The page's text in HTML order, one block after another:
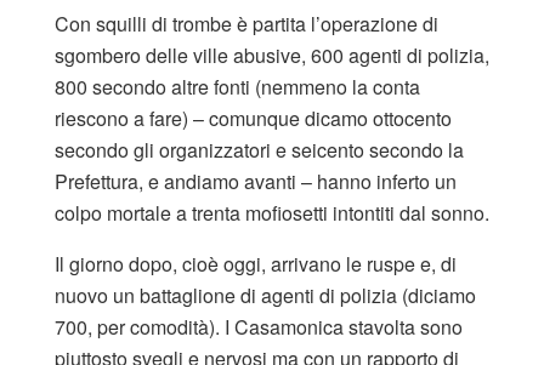
Con squilli di trombe è partita l’operazione di
sgombero delle ville abusive, 600 agenti di polizia,
800 secondo altre fonti (nemmeno la conta
riescono a fare) – comunque dicamo ottocento
secondo gli organizzatori e seicento secondo la
Prefettura, e andiamo avanti – hanno inferto un
colpo mortale a trenta mofiosetti intontiti dal sonno.
Il giorno dopo, cioè oggi, arrivano le ruspe e, di
nuovo un battaglione di agenti di polizia (diciamo
700, per comodità). I Casamonica stavolta sono
piuttosto svegli e nervosi ma con un rapporto di